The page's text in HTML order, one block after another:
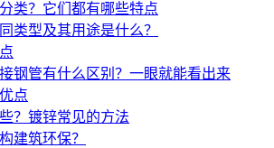
类？它们都有哪些特点
类型及其用途是什么？
钢管有什么区别？一眼就能看出来
点
？镀锌常见的方法
建筑环保？